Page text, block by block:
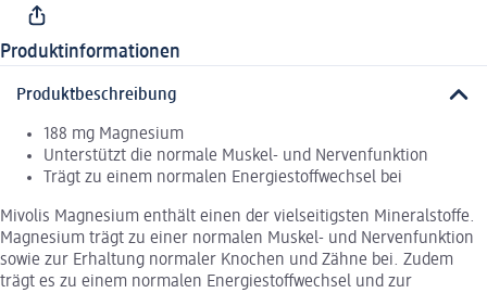
Produktinformationen
Produktbeschreibung
188 mg Magnesium
Unterstützt die normale Muskel- und Nervenfunktion
Trägt zu einem normalen Energiestoffwechsel bei
Mivolis Magnesium enthält einen der vielseitigsten Mineralstoffe.
Magnesium trägt zu einer normalen Muskel- und Nervenfunktion
sowie zur Erhaltung normaler Knochen und Zähne bei. Zudem
trägt es zu einem normalen Energiestoffwechsel und zur